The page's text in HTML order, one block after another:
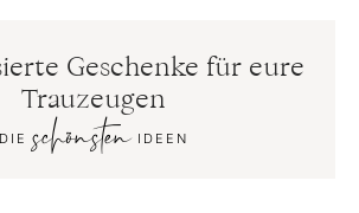
Geschenke für eure
Trauzeugen
DIEschönstenIDEEN